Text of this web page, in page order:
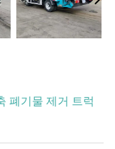
폐기물 제거 트럭